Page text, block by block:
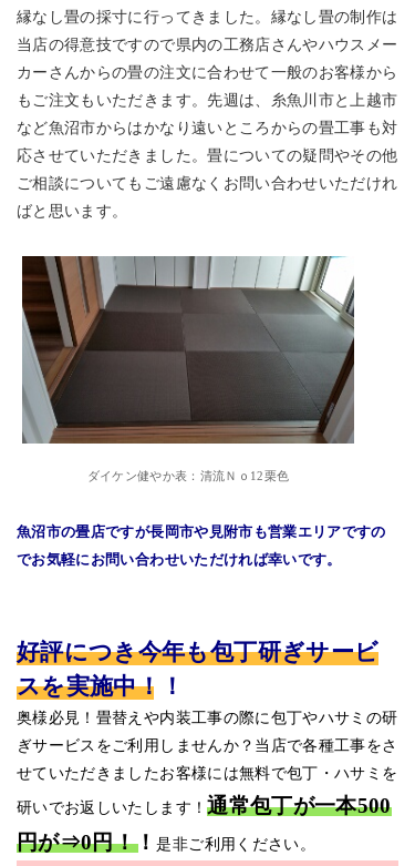
縁なし畳の採寸に行ってきました。縁なし畳の制作は
当店の得意技ですので県内の工務店さんやハウスメー
カーさんからの畳の注文に合わせて一般のお客様から
もご注文もいただきます。先週は、糸魚川市と上越市
など魚沼市からはかなり遠いところからの畳工事も対
応させていただきました。畳についての疑問やその他
ご相談についてもご遠慮なくお問い合わせいただけれ
ばと思います。
ダイケン健やか表：清流Ｎｏ12栗色
魚沼市の畳店ですが長岡市や見附市も営業エリアですの
でお気軽にお問い合わせいただければ幸いです。
好評につき今年も包丁研ぎサービ
スを実施中！！
奥様必見！畳替えや内装工事の際に包丁やハサミの研
ぎサービスをご利用しませんか？当店で各種工事をさ
せていただきましたお客様には無料で包丁・ハサミを
研いでお返しいたします！通常包丁が一本500
円が⇒0円！！是非ご利用ください。